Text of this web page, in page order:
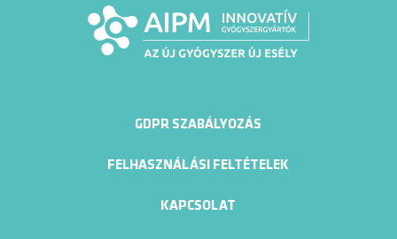
GDPR SZABÁLYOZÁS
FELHASZNÁLÁSI FELTÉTELEK
KAPCSOLAT